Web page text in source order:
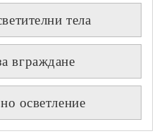
тела
вграждане
осветление